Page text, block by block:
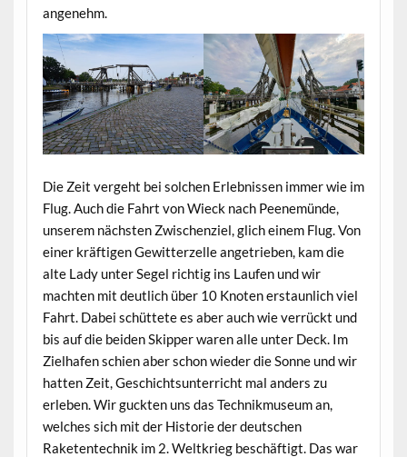
angenehm.
Die Zeit vergeht bei solchen Erlebnissen immer wie im
Flug. Auch die Fahrt von Wieck nach Peenemünde,
unserem nächsten Zwischenziel, glich einem Flug. Von
einer kräftigen Gewitterzelle angetrieben, kam die
alte Lady unter Segel richtig ins Laufen und wir
machten mit deutlich über 10 Knoten erstaunlich viel
Fahrt. Dabei schüttete es aber auch wie verrückt und
bis auf die beiden Skipper waren alle unter Deck. Im
Zielhafen schien aber schon wieder die Sonne und wir
hatten Zeit, Geschichtsunterricht mal anders zu
erleben. Wir guckten uns das Technikmuseum an,
welches sich mit der Historie der deutschen
Raketentechnik im 2. Weltkrieg beschäftigt. Das war